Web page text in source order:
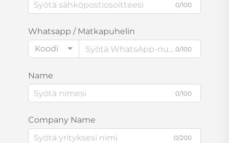
0/100
Whatsapp / Matkapuhelin
Koodi
0/100
Name
0/100
Company Name
0/200